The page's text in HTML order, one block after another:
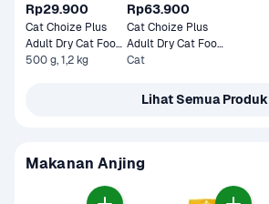
Rp29.900
Cat Choize Plus
Adult Dry Cat Food
Tuna & Mackerel
500 g, 1,2 kg
Rp63.900
Cat Choize Plus
Adult Dry Cat Food
Tuna & Salmon 1,2
Cat
Lihat Semua Produk
Makanan Anjing